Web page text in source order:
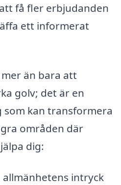
få fler erbjudanden
ett informerat
än bara att
golv; det är en
kan transformera
områden där
dig:
allmänhetens intryck